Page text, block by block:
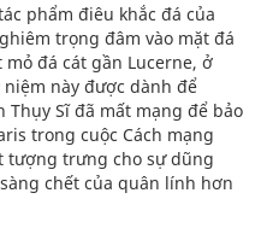
phẩm điêu khắc đá của
trọng đâm vào mặt đá
đá cát gần Lucerne, ở
này được dành để
Sĩ đã mất mạng để bảo
trong cuộc Cách mạng
tượng trưng cho sự dũng
chết của quân lính hơn